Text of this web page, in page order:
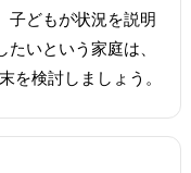
子どもが状況を説明
いという家庭は、
を検討しましょう。